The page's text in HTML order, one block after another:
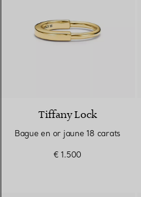
Tiffany Lock
Bague en or jaune 18 carats
€ 1.500